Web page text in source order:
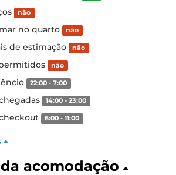
não
no quarto não
de estimação não
não
22:00 - 7:00
14:00 - 23:00
6:00 - 11:00
acomodação